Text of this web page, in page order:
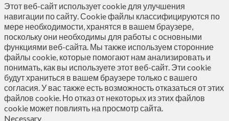
Этот веб-сайт использует cookie для улучшения
навигации по сайту. Сookie файлы классифицируются по
мере необходимости, хранятся в вашем браузере,
поскольку они необходимы для работы с основными
функциями веб-сайта. Мы также используем сторонние
файлы cookie, которые помогают нам анализировать и
понимать, как вы используете этот веб-сайт. Эти cookie
будут храниться в вашем браузере только с вашего
согласия. У вас также есть возможность отказаться от этих
файлов cookie. Но отказ от некоторых из этих файлов
cookie может повлиять на просмотр сайта.
Necessary